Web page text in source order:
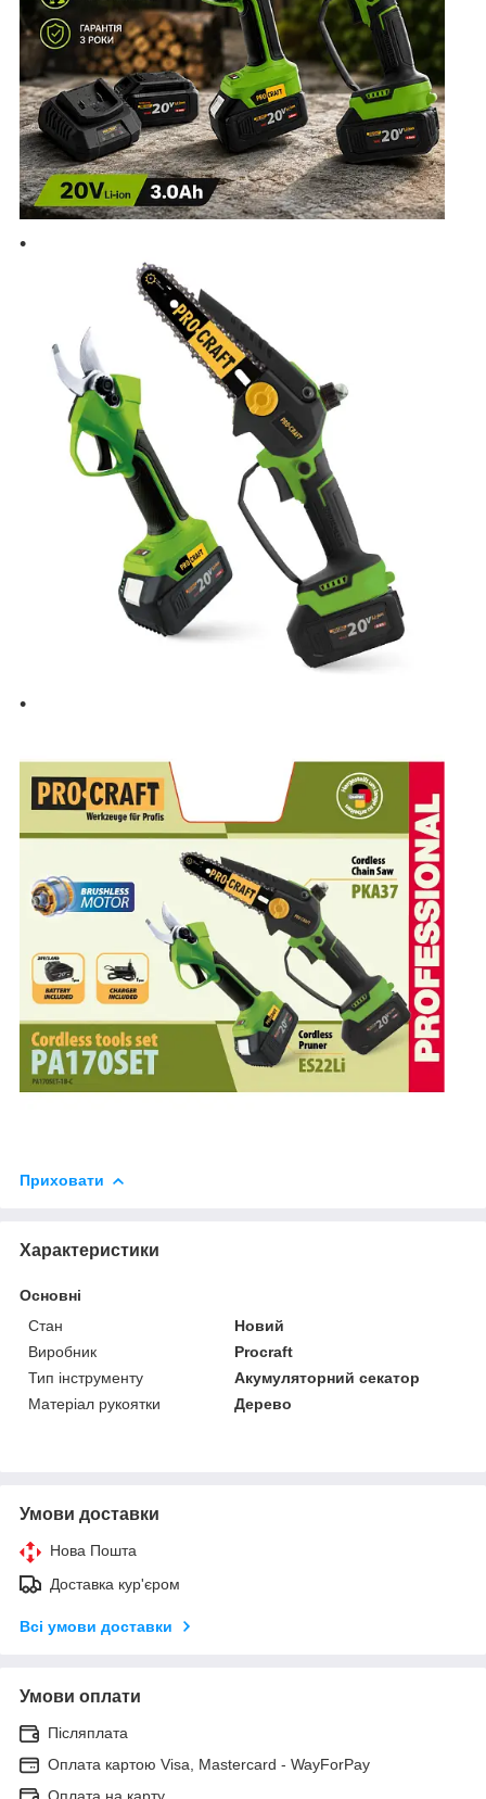
Приховати
Характеристики
Основні
Стан
Новий
Виробник
Procraft
Тип інструменту
Акумуляторний секатор
Матеріал рукоятки
Дерево
Умови доставки
Нова Пошта
Доставка кур'єром
Всі умови доставки
Умови оплати
Післяплата
Оплата картою Visa, Mastercard - WayForPay
Оплата на карту